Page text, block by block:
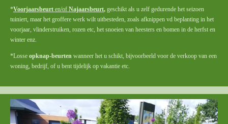
*Voorjaarsbeurt en/of Najaarsbeurt, geschikt als u zelf gedurende het seizoen
tuiniert, maar het groffere werk wilt uitbesteden, zoals afknippen vd beplanting in het
voorjaar, vlinderstruiken, rozen etc, het snoeien van heesters en bomen in de herfst en
winter enz.
*Losse opknap-beurten wanneer het u schikt, bijvoorbeeld voor de verkoop van een
woning, bedrijf, of u bent tijdelijk op vakantie etc.